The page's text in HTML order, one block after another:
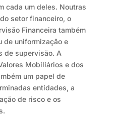
cada um deles. Noutras
setor financeiro, o
Financeira também
de uniformização e
de supervisão. A
Mobiliários e dos
um papel de
entidades, a
de risco e os